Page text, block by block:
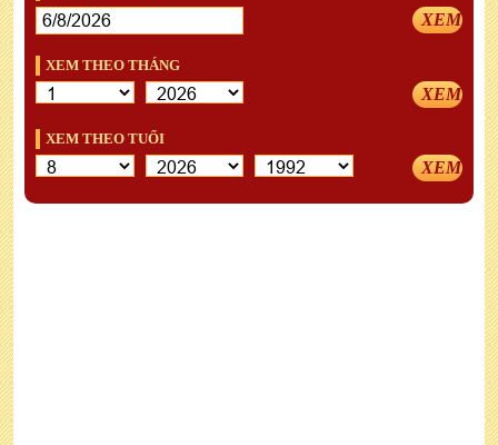
XEM
XEM THEO THÁNG
XEM
XEM THEO TUỔI
XEM